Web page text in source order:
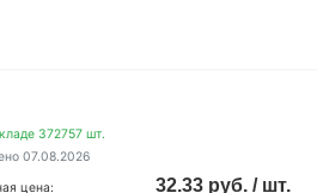
372757 шт.
07.08.2026
цена:
32.33 руб. / шт.